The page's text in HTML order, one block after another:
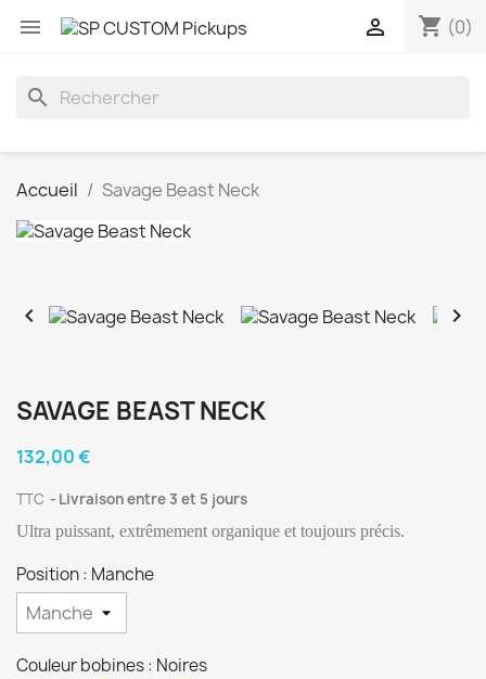
 shopping_cart (0)

search
Accueil Savage Beast Neck
 
SAVAGE BEAST NECK
132,00 €
TTC Livraison entre 3 et 5 jours
Ultra puissant, extrêmement organique et toujours précis.
Position : Manche
Couleur bobines : Noires